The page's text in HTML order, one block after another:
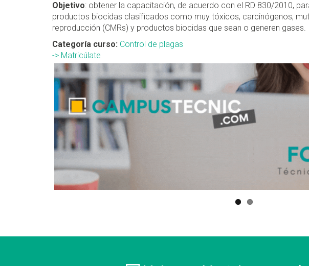
Objetivo: obtener la capacitación, de acuerdo con el RD 830/2010,
productos biocidas clasificados como muy tóxicos, carcinógenos,
reproducción (CMRs) y productos biocidas que sean o generen gases.
Categoría curso: Control de plagas
-> Matricúlate